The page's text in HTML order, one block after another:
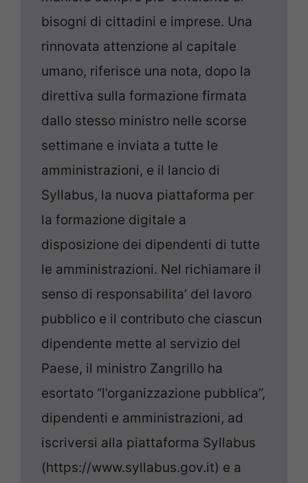
bisogni di cittadini e imprese. Una
rinnovata attenzione al capitale
umano, riferisce una nota, dopo la
direttiva sulla formazione firmata
dallo stesso ministro nelle scorse
settimane e inviata a tutte le
amministrazioni, e il lancio di
Syllabus, la nuova piattaforma per
la formazione digitale a
disposizione dei dipendenti di tutte
le amministrazioni. Nel richiamare il
senso di responsabilita’ del lavoro
pubblico e il contributo che ciascun
dipendente mette al servizio del
Paese, il ministro Zangrillo ha
esortato “l’organizzazione pubblica”,
dipendenti e amministrazioni, ad
iscriversi alla piattaforma Syllabus
(https://www.syllabus.gov.it) e a